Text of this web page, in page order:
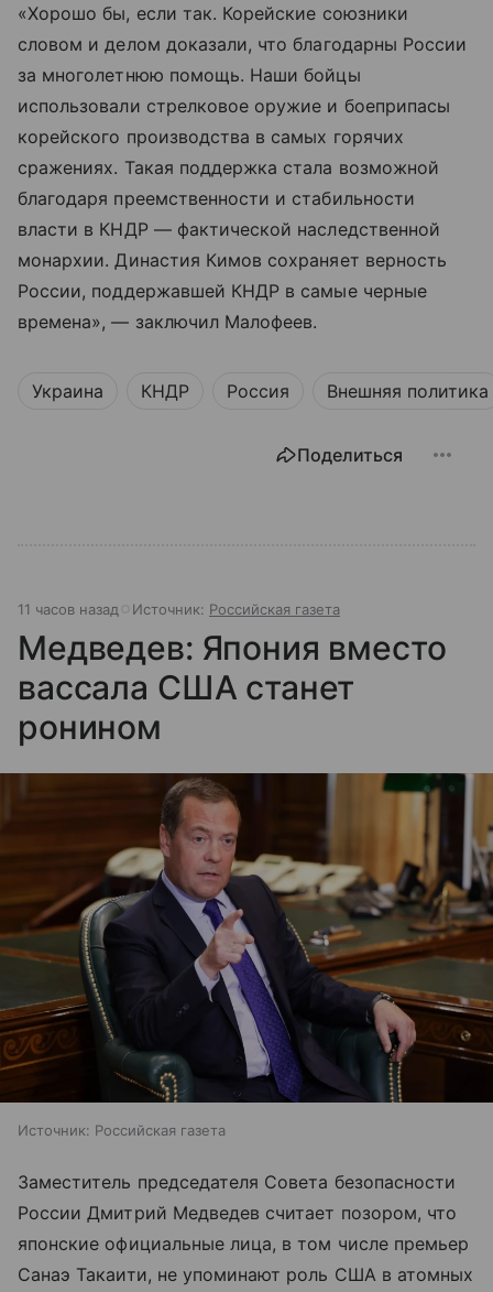
«Хорошо бы, если так. Корейские союзники
словом и делом доказали, что благодарны России
за многолетнюю помощь. Наши бойцы
использовали стрелковое оружие и боеприпасы
корейского производства в самых горячих
сражениях. Такая поддержка стала возможной
благодаря преемственности и стабильности
власти в КНДР — фактической наследственной
монархии. Династия Кимов сохраняет верность
России, поддержавшей КНДР в самые черные
времена», — заключил Малофеев.
Украина КНДР Россия Внешняя политика
Поделиться
11 часов назад Источник: Российская газета
Медведев: Япония вместо
вассала США станет
ронином
Источник: Российская газета
Заместитель председателя Совета безопасности
России Дмитрий Медведев считает позором, что
японские официальные лица, в том числе премьер
Санаэ Такаити, не упоминают роль США в атомных